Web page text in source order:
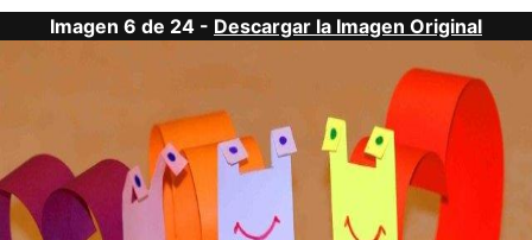
Imagen 6 de 24 - Descargar la Imagen Original